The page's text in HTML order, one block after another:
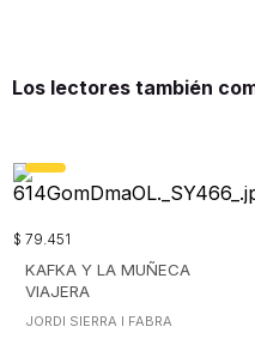
Los lectores también
$ 79.451
KAFKA Y LA MUÑECA
VIAJERA
JORDI SIERRA I FABRA